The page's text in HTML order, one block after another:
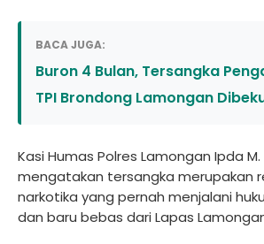
BACA JUGA:
Buron 4 Bulan, Tersangka
TPI Brondong Lamongan
Kasi Humas Polres Lamongan Ipda
mengatakan tersangka merupakan
narkotika yang pernah menjalani
dan baru bebas dari Lapas